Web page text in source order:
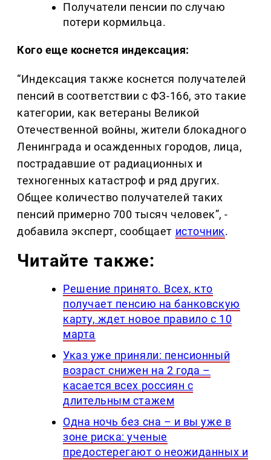
Получатели пенсии по случаю
потери кормильца.
Кого еще коснется индексация:
“Индексация также коснется получателей
пенсий в соответствии с ФЗ-166, это такие
категории, как ветераны Великой
Отечественной войны, жители блокадного
Ленинграда и осажденных городов, лица,
пострадавшие от радиационных и
техногенных катастроф и ряд других.
Общее количество получателей таких
пенсий примерно 700 тысяч человек”, -
добавила эксперт, сообщает источник.
Читайте также:
Решение принято. Всех, кто
получает пенсию на банковскую
карту, ждет новое правило с 10
марта
Указ уже приняли: пенсионный
возраст снижен на 2 года –
касается всех россиян с
длительным стажем
Одна ночь без сна – и вы уже в
зоне риска: ученые
предостерегают о неожиданных и